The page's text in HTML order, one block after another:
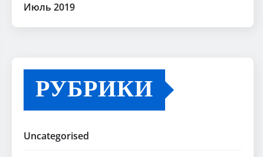
Июль 2019
РУБРИКИ
Uncategorised